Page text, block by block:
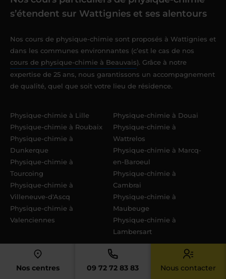
Nos centres 09 72 72 83 83 Nous contacter
s’étendent sur Wattignies et ses alentours
Nos cours de physique-chimie sont proposés à Wattignies et
dans les communes environnantes (c’est le cas de nos
cours de physique-chimie à Beauvais). Grâce à notre
expertise de 25 ans, nous garantissons un accompagnement
de qualité, quel que soit votre lieu de résidence.
Physique-chimie à Lille
Physique-chimie à Roubaix
Physique-chimie à
Dunkerque
Physique-chimie à
Tourcoing
Physique-chimie à
Villeneuve-d'Ascq
Physique-chimie à
Valenciennes
Physique-chimie à Douai
Physique-chimie à
Wattrelos
Physique-chimie à Marcq-
en-Baroeul
Physique-chimie à
Cambrai
Physique-chimie à
Maubeuge
Physique-chimie à
Lambersart
Physique-chimie à
Armentières
Physique-chimie à
Physique-chimie à Croix
Physique-chimie à Grande-
Synthe